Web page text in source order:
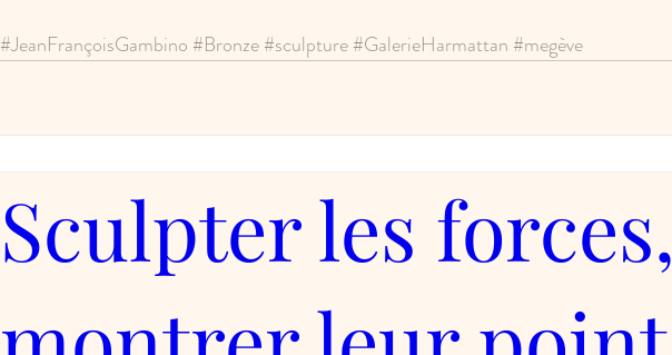
#JeanFrançoisGambino #Bronze#sculpture#GalerieHarmattan #megève
Sculpter les forces,